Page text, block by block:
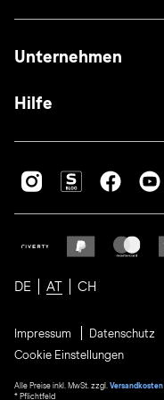
Unternehmen
Hilfe
DE AT CH
Impressum Datenschutz
Cookie Einstellungen
Alle Preise inkl. MwSt. zzgl. Versandkosten
* Pflichtfeld